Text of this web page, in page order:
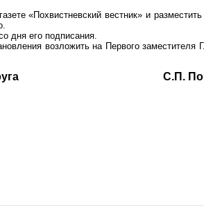
«Похвистневский вестник» и
дня его подписания.
возложить на Первого заместителя
округа С.П.